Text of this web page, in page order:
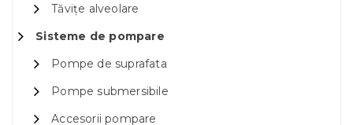
Tăvițe alveolare
Sisteme de pompare
Pompe de suprafata
Pompe submersibile
Accesorii pompare